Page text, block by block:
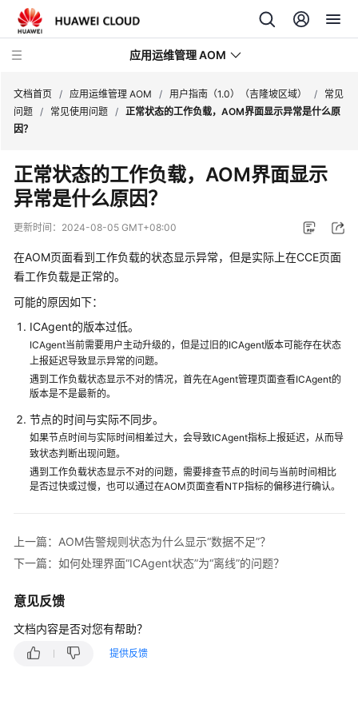
应用运维管理 AOM
新
动
态
产
品
介
绍
计
费
说
明
快
速
入
门
指
南
最
佳
实
践
文档首页 / 应用运维管理 AOM / 用户指南（1.0）（吉隆坡区域） /
常见
问题 / 常见使用问题 / 正常状态的工作负载，AOM界面显示异常是什么原
因？
正常状态的工作负载，AOM界面显示
异常是什么原因？
更新时间： 2024-08-05 GMT+08:00
在AOM页面看到工作负载的状态显示异常，但是实际上在CCE页面
看工作负载是正常的。
可能的原因如下：
ICAgent的版本过低。
ICAgent当前需要用户主动升级的，但是过旧的ICAgent版本可能存在状态
上报延迟导致显示异常的问题。
遇到工作负载状态显示不对的情况，首先在Agent管理页面查看ICAgent的
版本是不是最新的。
节点的时间与实际不同步。
如果节点时间与实际时间相差过大，会导致ICAgent指标上报延迟，从而导
致状态判断出现问题。
遇到工作负载状态显示不对的问题，需要排查节点的时间与当前时间相比
是否过快或过慢，也可以通过在AOM页面查看NTP指标的偏移进行确认。
上一篇：AOM告警规则状态为什么显示“数据不足”？
下一篇：如何处理界面“ICAgent状态”为“离线”的问题？
意见反馈
文档内容是否对您有帮助？
提供反馈